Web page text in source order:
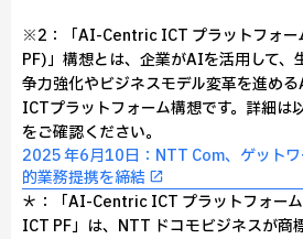
※2：「AI-Centric ICT プラットフォ
PF)」構想とは、企業がAIを活用して、
争力強化やビジネスモデル変革を進め
ICTプラットフォーム構想です。詳細は
をご確認ください。
2025 年6月10日：NTT Com、ゲット
的業務提携を締結
＊：「AI-Centric ICT プラットフォー
ICT PF」は、NTT ドコモビジネスが商